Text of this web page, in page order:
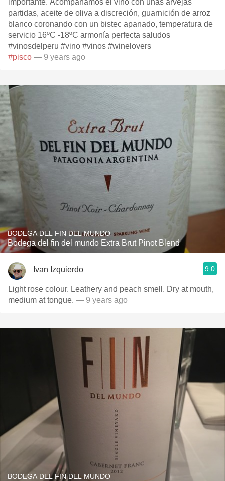
importante. Acompañamos el vino con unas arvejas
partidas, aceite de oliva a discreción, guarnición de arroz
blanco coronando con un bistec apanado, temperatura de
servicio 16ºC -18ºC armonía perfecta saludos
#vinosdelperu #vino #vinos #winelovers
#pisco — 9 years ago
BODEGA DEL FIN DEL MUNDO
Bodega del fin del mundo Extra Brut Pinot Blend
Ivan Izquierdo 9.0
Light rose colour. Leathery and peach smell. Dry at mouth,
medium at tongue. — 9 years ago
BODEGA DEL FIN DEL MUNDO